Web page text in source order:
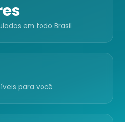
em todo Brasil
para você